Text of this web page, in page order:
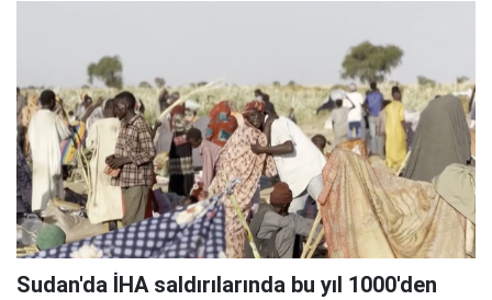
Sudan'da İHA saldırılarında bu yıl 1000'den